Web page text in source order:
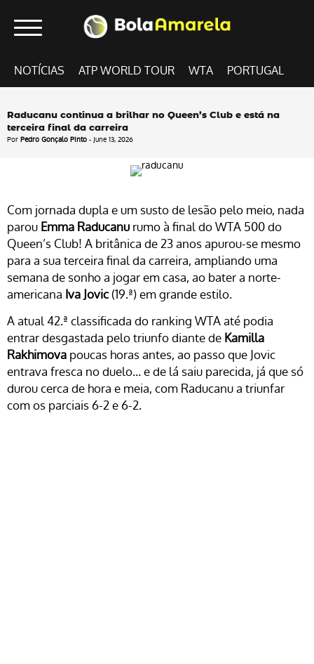
NOTÍCIAS ATP WORLD TOUR WTA PORTUGAL
Raducanu continua a brilhar no Queen’s Club e está na
terceira final da carreira
Por Pedro Gonçalo Pinto - June 13, 2026
Com jornada dupla e um susto de lesão pelo meio, nada
parou Emma Raducanu rumo à final do WTA 500 do
Queen’s Club! A britânica de 23 anos apurou-se mesmo
para a sua terceira final da carreira, ampliando uma
semana de sonho a jogar em casa, ao bater a norte-
americana Iva Jovic(19.ª) em grande estilo.
A atual 42.ª classificada do ranking WTA até podia
entrar desgastada pelo triunfo diante de Kamilla
Rakhimova poucas horas antes, ao passo que Jovic
entrava fresca no duelo… e de lá saiu parecida, já que só
durou cerca de hora e meia, com Raducanu a triunfar
com os parciais 6-2 e 6-2.